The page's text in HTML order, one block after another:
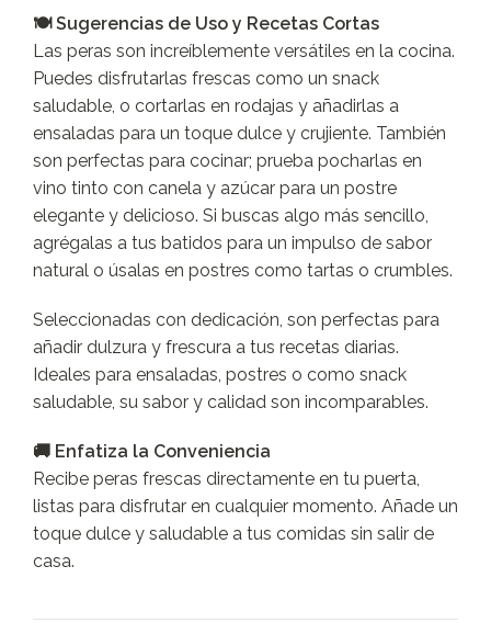
🍽️ Sugerencias de Uso y Recetas Cortas
Las peras son increíblemente versátiles en la cocina.
Puedes disfrutarlas frescas como un snack
saludable, o cortarlas en rodajas y añadirlas a
ensaladas para un toque dulce y crujiente. También
son perfectas para cocinar; prueba pocharlas en
vino tinto con canela y azúcar para un postre
elegante y delicioso. Si buscas algo más sencillo,
agrégalas a tus batidos para un impulso de sabor
natural o úsalas en postres como tartas o crumbles.
Seleccionadas con dedicación, son perfectas para
añadir dulzura y frescura a tus recetas diarias.
Ideales para ensaladas, postres o como snack
saludable, su sabor y calidad son incomparables.
🚚 Enfatiza la Conveniencia
Recibe peras frescas directamente en tu puerta,
listas para disfrutar en cualquier momento. Añade un
toque dulce y saludable a tus comidas sin salir de
casa.